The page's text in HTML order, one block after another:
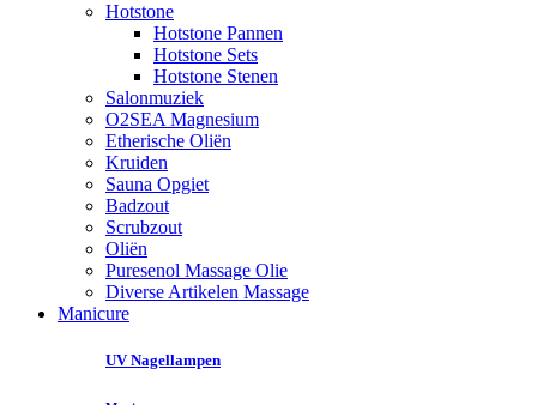
Hotstone
Hotstone Pannen
Hotstone Sets
Hotstone Stenen
Salonmuziek
O2SEA Magnesium
Etherische Oliën
Kruiden
Sauna Opgiet
Badzout
Scrubzout
Oliën
Puresenol Massage Olie
Diverse Artikelen Massage
Manicure
UV Nagellampen